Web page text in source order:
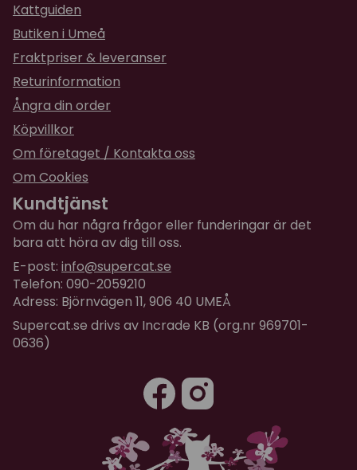
Kattguiden
Butiken i Umeå
Fraktpriser & leveranser
Returinformation
Ångra din order
Köpvillkor
Om företaget / Kontakta oss
Om Cookies
Kundtjänst
Om du har några frågor eller funderingar är det
bara att höra av dig till oss.
E-post: info@supercat.se
Telefon: 090-2059210
Adress: Björnvägen 11, 906 40 UMEÅ
Supercat.se drivs av Incrade KB (org.nr 969701-
0636)